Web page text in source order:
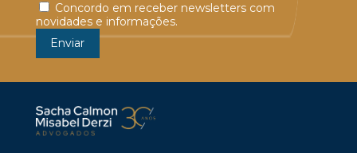
Concordo em receber newsletters com
novidades e informações.